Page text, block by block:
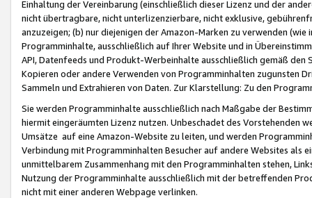
Einhaltung der Vereinbarung (einschließlich dieser Lizenz und der
nicht übertragbare, nicht unterlizenzierbare, nicht exklusive,
anzuzeigen; (b) nur diejenigen der Amazon-Marken zu verwenden
Programminhalte, ausschließlich auf Ihrer Website und in
API, Datenfeeds und Produkt-Werbeinhalte ausschließlich gemäß
Kopieren oder andere Verwenden von Programminhalten zugunsten
Sammeln und Extrahieren von Daten. Zur Klarstellung: Zu den
Sie werden Programminhalte ausschließlich nach Maßgabe der
hiermit eingeräumten Lizenz nutzen. Unbeschadet des Vorstehenden
Umsätze auf eine Amazon-Website zu leiten, und werden
Verbindung mit Programminhalten Besucher auf andere Websites als
unmittelbarem Zusammenhang mit den Programminhalten stehen,
Nutzung der Programminhalte ausschließlich mit der betreffenden
nicht mit einer anderen Webpage verlinken.